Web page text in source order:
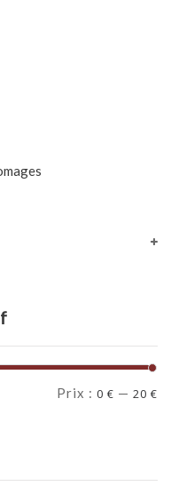
Prix : 0 € — 20 €